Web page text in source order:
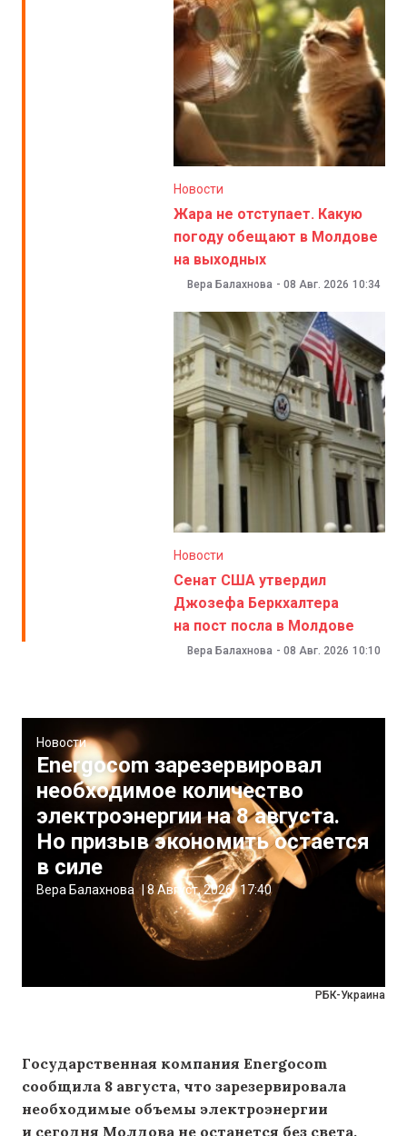
Новости
Жара не отступает. Какую
погоду обещают в Молдове
на выходных
Вера Балахнова - 08 Авг. 2026 10:34
Новости
Сенат США утвердил
Джозефа Беркхалтера
на пост посла в Молдове
Вера Балахнова - 08 Авг. 2026 10:10
РБК-Украина
Новости
Energocom зарезервировал
необходимое количество
электроэнергии на 8 августа.
Но призыв экономить остается
в силе
Вера Балахнова 8 Август, 2026 17:40
Государственная компания Energocom
сообщила 8 августа, что зарезервировала
необходимые объемы электроэнергии
и сегодня Молдова не останется без света.